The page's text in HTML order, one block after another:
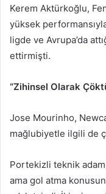
Kerem Aktürkoğlu,
yüksek
ligde ve Avrupa’da
ettirmişti.
“Zihinsel Olarak
Jose Mourinho,
mağlubiyetle ilgili de
Portekizli teknik adam,
ama gol atma